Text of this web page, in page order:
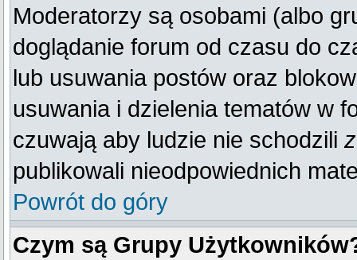
Moderatorzy są osobami (albo
doglądanie forum od czasu do
lub usuwania postów oraz
usuwania i dzielenia tematów w
czuwają aby ludzie nie schodzili
publikowali nieodpowiednich
Powrót do góry
Czym są Grupy